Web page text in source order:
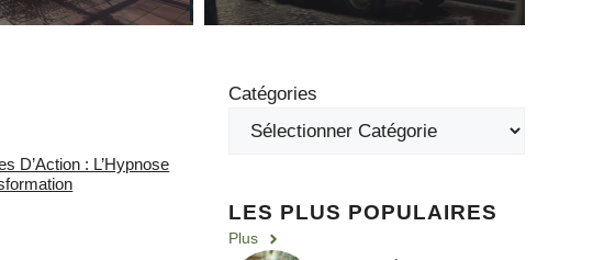
D’Action : L’Hypnose
Catégories
LES PLUS POPULAIRES
Plus